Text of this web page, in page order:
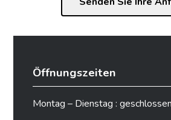
Öffnungszeiten
Montag – Dienstag : geschlossen